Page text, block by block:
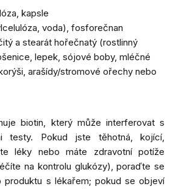
kapsle
voda), fosforečnan
a stearát hořečnatý (rostlinný
lepek, sójové boby, mléčné
arašídy/stromové ořechy nebo
biotin, který může interferovat s
testy. Pokud jste těhotná, kojící,
léky nebo máte zdravotní potíže
na kontrolu glukózy), poraďte se
produktu s lékařem; pokud se objeví